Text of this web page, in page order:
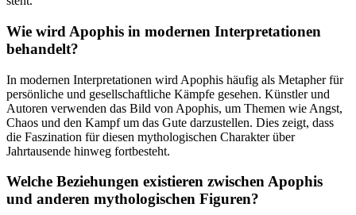
Wie wird‍ Apophis in modernen Interpretationen‌
behandelt?
In modernen Interpretationen wird Apophis häufig als Metapher für‌
persönliche und​ gesellschaftliche Kämpfe​ gesehen. Künstler und
Autoren‍ verwenden⁢ das Bild von⁤ Apophis, um Themen wie Angst,
Chaos und den Kampf um das Gute darzustellen. Dies zeigt, dass
die Faszination für diesen mythologischen‍ Charakter über⁤
Jahrtausende hinweg ‍fortbesteht.
Welche Beziehungen existieren zwischen Apophis
und ⁤anderen mythologischen ⁤Figuren?